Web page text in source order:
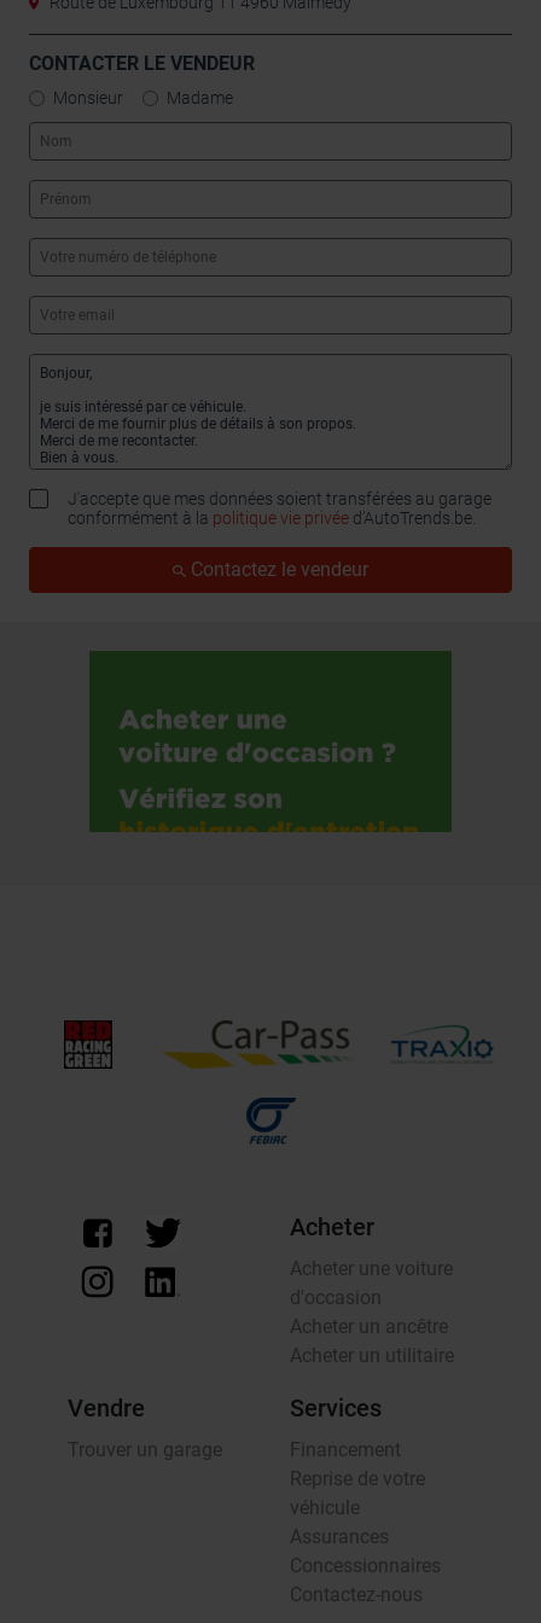
CONTACTER LE VENDEUR
Monsieur Madame
J'accepte que mes données soient transférées au garage
conformément à la politique vie privée d’AutoTrends.be.
Contactez le vendeur
Acheter
Acheter une voiture
d'occasion
Acheter un ancêtre
Acheter un utilitaire
Vendre
Trouver un garage
Services
Financement
Reprise de votre
véhicule
Assurances
Concessionnaires
Contactez-nous